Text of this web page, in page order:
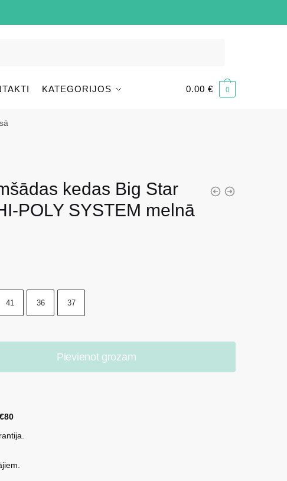
KATEGORIJOS 0.00 € 0
kedas Big Star
POLY SYSTEM melnā
41 36 37
Pievienot grozam